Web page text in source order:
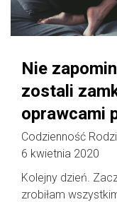
Nie
zostali
oprawcami
Codzienność
6 kwietnia 2020
Kolejny dzień.
zrobiłam